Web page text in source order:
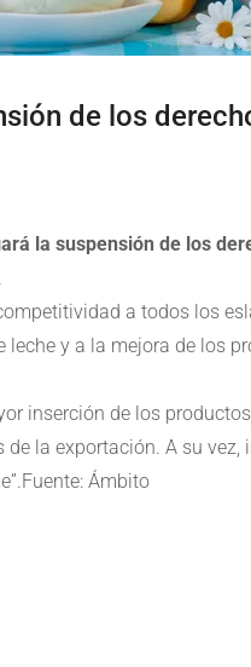
de los
la suspensión de los
a todos los
y a la mejora de los
inserción de los
la exportación. A su
Ámbito